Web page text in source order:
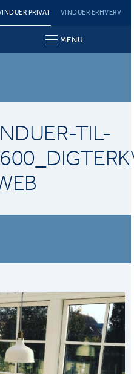
PRIVAT VINDUER ERHVERV
MENU
TIL-